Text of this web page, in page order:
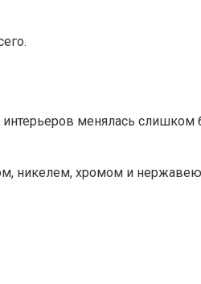
менялась
никелем, хромом и